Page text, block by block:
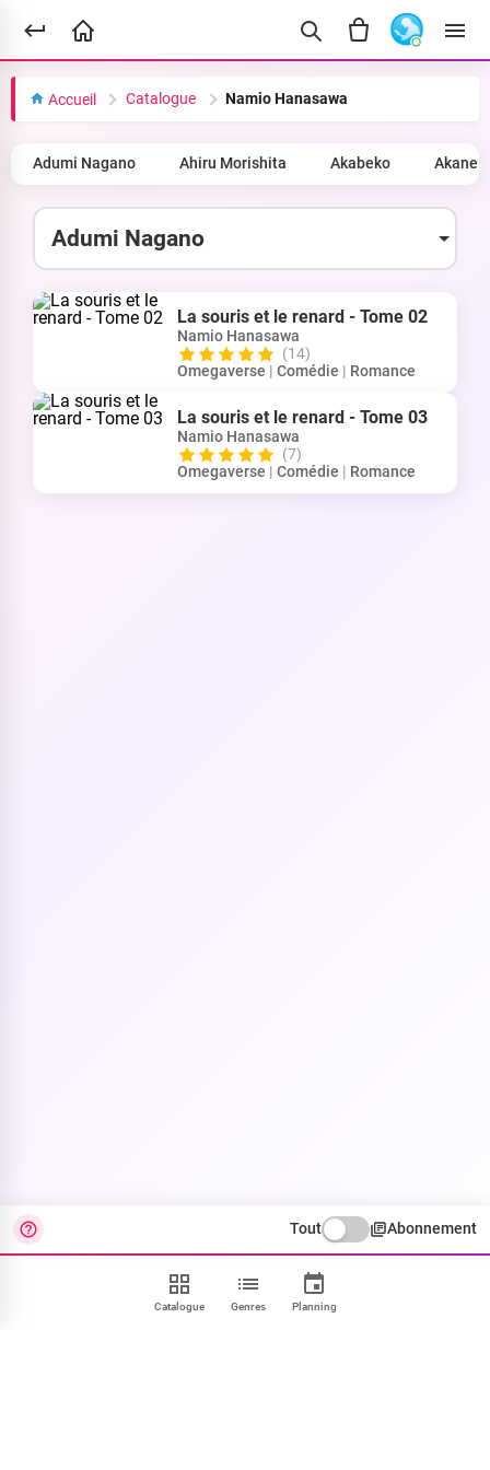
Accueil Catalogue Namio Hanasawa
Adumi Nagano Ahiru Morishita Akabeko Akane
La souris et le renard - Tome 02
Namio Hanasawa
(14)
Omegaverse | Comédie | Romance
La souris et le renard - Tome 03
Namio Hanasawa
(7)
Omegaverse | Comédie | Romance
Catalogue Genres Planning
Tout Abonnement